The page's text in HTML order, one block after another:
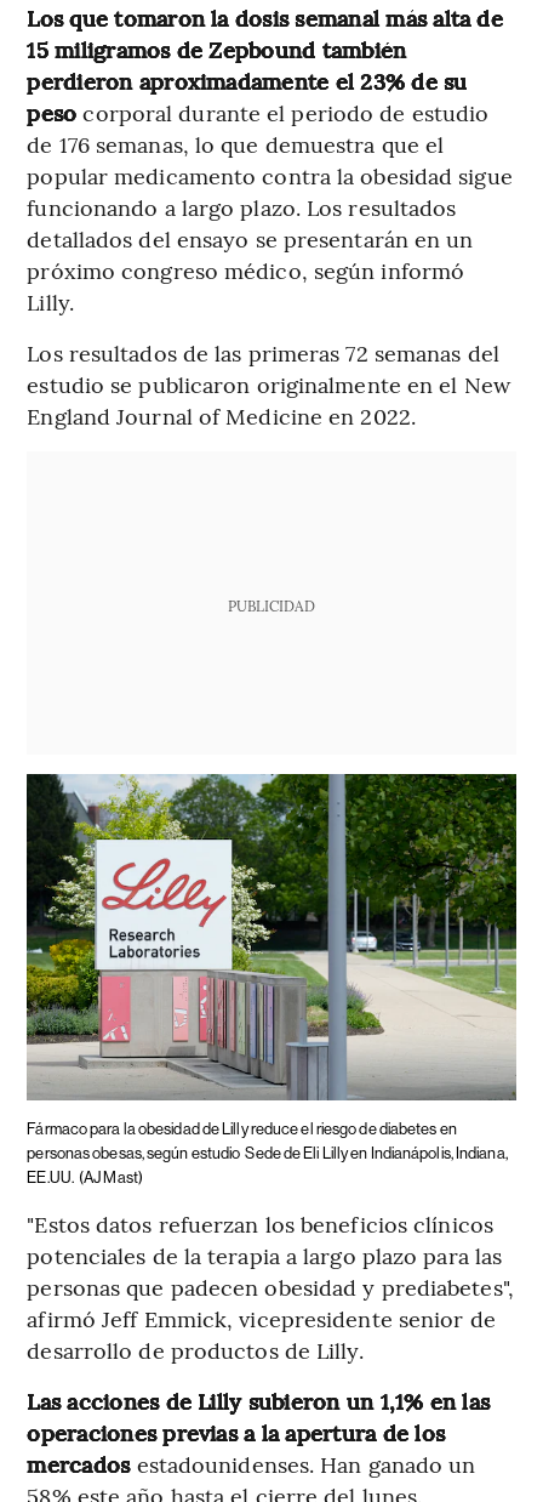
Los que tomaron la dosis semanal más alta de
15 miligramos de Zepbound también
perdieron aproximadamente el 23% de su
peso corporal durante el periodo de estudio
de 176 semanas, lo que demuestra que el
popular medicamento contra la obesidad sigue
funcionando a largo plazo. Los resultados
detallados del ensayo se presentarán en un
próximo congreso médico, según informó
Lilly.
Los resultados de las primeras 72 semanas del
estudio se publicaron originalmente en el New
England Journal of Medicine en 2022.
PUBLICIDAD
Fármaco para la obesidad de Lilly reduce el riesgo de diabetes en
personas obesas, según estudio Sede de Eli Lilly en Indianápolis, Indiana,
EE.UU. (AJ Mast)
"Estos datos refuerzan los beneficios clínicos
potenciales de la terapia a largo plazo para las
personas que padecen obesidad y prediabetes",
afirmó Jeff Emmick, vicepresidente senior de
desarrollo de productos de Lilly.
Las acciones de Lilly subieron un 1,1% en las
operaciones previas a la apertura de los
mercados estadounidenses. Han ganado un
58% este año hasta el cierre del lunes.